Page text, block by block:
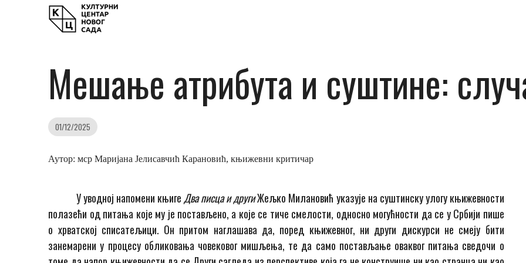
Мешање атрибута и суштине:
01/12/2025
Аутор: мср Маријана Јелисавчић Карановић, књижевни критичар
У уводној напомени књигеДва писца и другиЖељко Милановић указује на суштинску улогу књижевности
полазећи од питања које му је постављено, а које се тиче смелости, односно могућности да се у Србији пише
о хрватској списатељици. Он притом наглашава да, поред књижевног, ни други дискурси не смеју бити
занемарени у процесу обликовања човековог мишљења, те да само постављање оваквог питања сведочи о